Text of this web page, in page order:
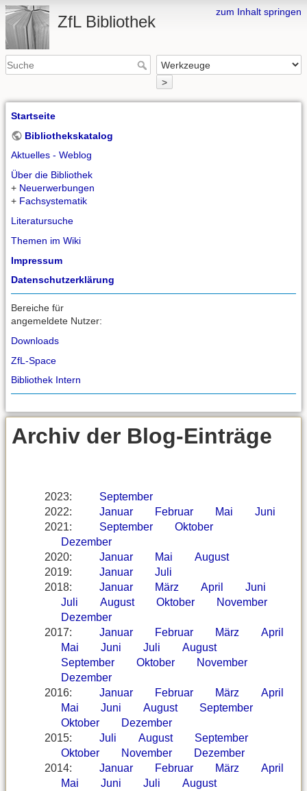
zum Inhalt springen
ZfL Bibliothek
>
Startseite
Bibliothekskatalog
Aktuelles - Weblog
Über die Bibliothek
+ Neuerwerbungen
+ Fachsystematik
Literatursuche
Themen im Wiki
Impressum
Datenschutzerklärung
Bereiche für
angemeldete Nutzer:
Downloads
ZfL-Space
Bibliothek Intern
Archiv der Blog-Einträge
2023:
September
2022: Januar Februar Mai
Juni
2021: September
Oktober
Dezember
2020: Januar Mai
August
2019: Januar
Juli
2018: Januar März April
Juni
Juli
August Oktober
November
Dezember
2017: Januar Februar März
April
Mai
Juni Juli
August
September
Oktober
November
Dezember
2016: Januar Februar März
April
Mai
Juni August
September
Oktober
Dezember
2015: Juli August
September
Oktober
November
Dezember
2014: Januar Februar März
April
Mai
Juni Juli
August